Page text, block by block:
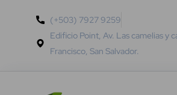
(+503) 7927 9259
Edificio Point, Av. Las camelias y
Francisco, San Salvador.